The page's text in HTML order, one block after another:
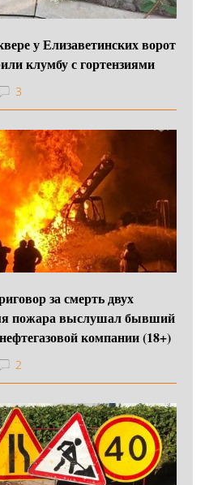
у Елизаветинских ворот
клумбу с гортензиями
3
за смерть двух
пожара выслушал бывший
компании (18+)
2